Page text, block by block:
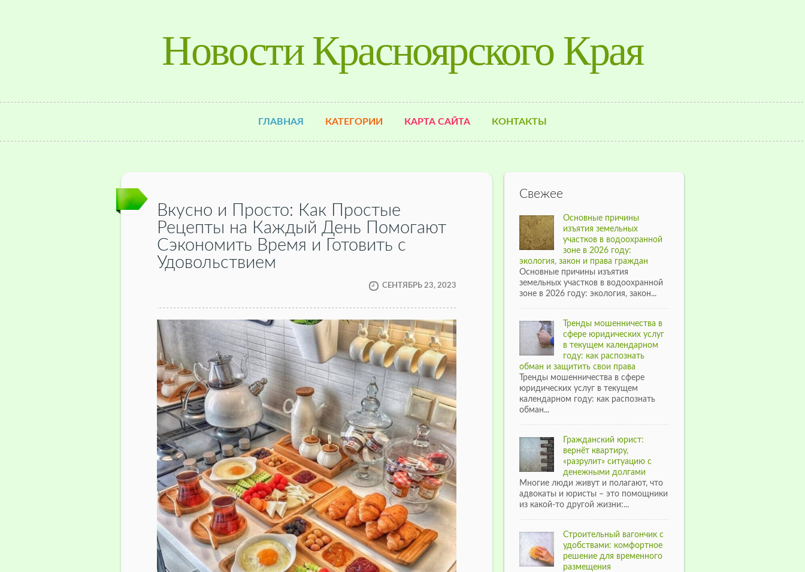
Новости Красноярского Края
ГЛАВНАЯ КАТЕГОРИИ КАРТА САЙТА КОНТАКТЫ
Вкусно и Просто: Как Простые
Рецепты на Каждый День Помогают
Сэкономить Время и Готовить с
Удовольствием
СЕНТЯБРЬ 23, 2023
Свежее
Основные причины
изъятия земельных
участков в водоохранной
зоне в 2026 году:
экология, закон и права граждан
Основные причины изъятия
земельных участков в водоохранной
зоне в 2026 году: экология, закон...
Тренды мошенничества в
сфере юридических услуг
в текущем календарном
году: как распознать
обман и защитить свои права
Тренды мошенничества в сфере
юридических услуг в текущем
календарном году: как распознать
обман...
Гражданский юрист:
вернёт квартиру,
«разрулит» ситуацию с
денежными долгами
Многие люди живут и полагают, что
адвокаты и юристы – это помощники
из какой-то другой жизни:...
Строительный вагончик с
удобствами: комфортное
решение для временного
размещения